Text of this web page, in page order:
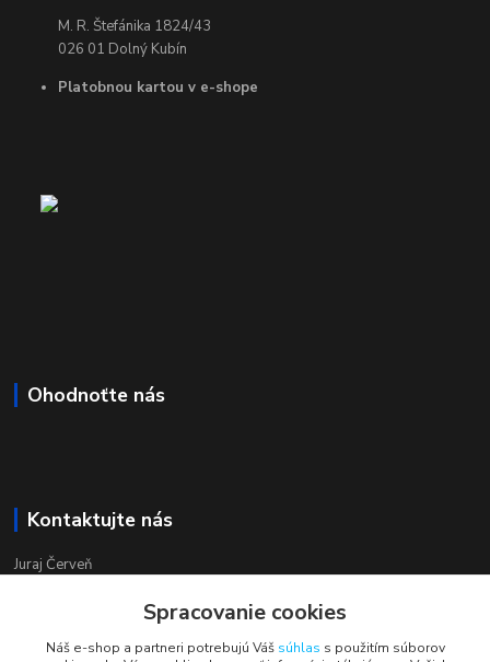
M. R. Štefánika 1824/43
026 01 Dolný Kubín
Platobnou kartou v e-shope
Ohodnoťte nás
Kontaktujte nás
Juraj Červeň
pondelok-piatok 8:00 - 16:00
obchod@aquastar.sk
Spracovanie cookies
Náš e-shop a partneri potrebujú Váš súhlas s použitím súborov